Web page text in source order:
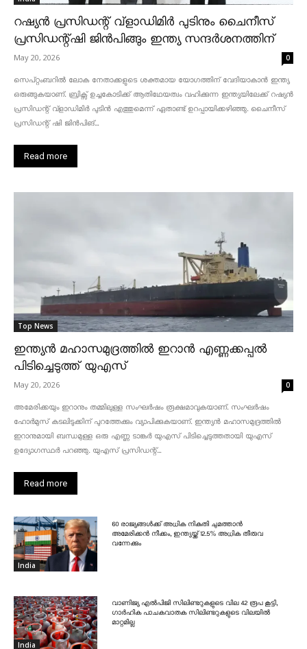
റഷ്യൻ പ്രസിഡന്റ് വ്‌ളാഡിമിർ പുടിനും ചൈനീസ്
പ്രസിഡന്റ്ഷി ജിൻപിങ്ങും ഇന്ത്യ സന്ദർശനത്തിന്
May 20, 2026 0
സെപ്റ്റംബറിൽ ലോക നേതാക്കളുടെ ശക്തമായ യോഗത്തിന് വേദിയാകാൻ ഇന്ത്യ
ഒരുങ്ങുകയാണ്. ബ്രിക്സ് ഉച്ചകോടിക്ക് ആതിഥേയത്വം വഹിക്കുന്ന ഇന്ത്യയിലേക്ക് റഷ്യൻ
പ്രസിഡന്റ് വ്‌ളാഡിമിർ പുടിൻ എത്തുമെന്ന് ഏതാണ്ട് ഉറപ്പായിക്കഴിഞ്ഞു. ചൈനീസ്
പ്രസിഡന്റ് ഷി ജിൻപിങ്...
Read more
Top News
ഇന്ത്യൻ മഹാസമുദ്രത്തിൽ ഇറാൻ എണ്ണക്കപ്പൽ
പിടിച്ചെടുത്ത് യുഎസ്
May 20, 2026 0
അമേരിക്കയും ഇറാനും തമ്മിലുള്ള സംഘർഷം രൂക്ഷമാവുകയാണ്. സംഘർഷം
ഹോർമുസ് കടലിടുക്കിന് പുറത്തേക്കും വ്യാപിക്കുകയാണ്. ഇന്ത്യൻ മഹാസമുദ്രത്തിൽ
ഇറാനുമായി ബന്ധമുള്ള ഒരു എണ്ണ ടാങ്കർ യുഎസ് പിടിച്ചെടുത്തതായി യുഎസ്
ഉദ്യോഗസ്ഥർ പറഞ്ഞു. യുഎസ് പ്രസിഡന്റ്...
Read more
India
60 രാജ്യങ്ങൾക്ക് അധിക നികുതി ചുമത്താൻ
അമേരിക്കൻ നീക്കം, ഇന്ത്യയ്ക്ക് 12.5% അധിക തീരുവ
വന്നേക്കും
India
വാണിജ്യ എൽപിജി സിലിണ്ടറുകളുടെ വില 42 രൂപ കൂട്ടി,
ഗാർഹിക പാചകവാതക സിലിണ്ടറുകളുടെ വിലയിൽ
മാറ്റമില്ല